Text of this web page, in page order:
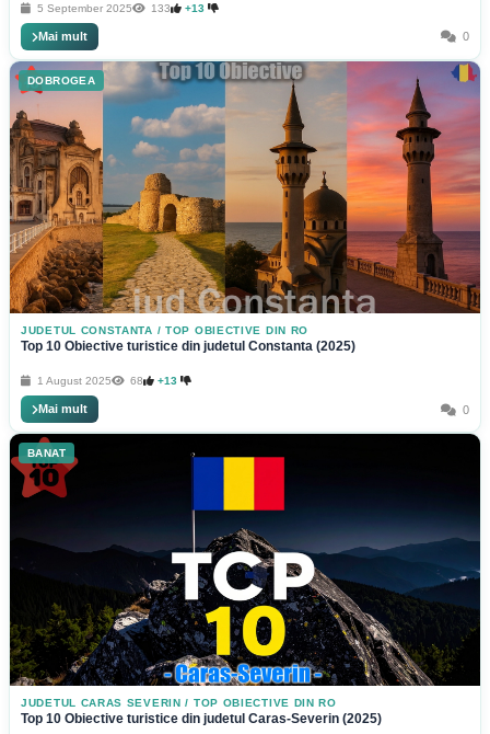
5 September 2025 133 +13
Mai mult 0
DOBROGEA
JUDETUL CONSTANTA /TOP OBIECTIVE DIN RO
Top 10 Obiective turistice din judetul Constanta (2025)
1 August 2025 68 +13
Mai mult 0
BANAT
JUDETUL CARAS SEVERIN / TOP OBIECTIVE DIN RO
Top 10 Obiective turistice din judetul Caras-Severin (2025)